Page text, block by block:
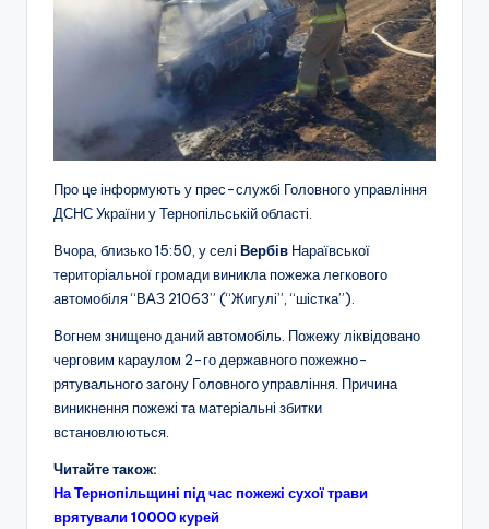
Про це інформують у прес-службі Головного управління
ДСНС України у Тернопільській області.
Вчора, близько 15:50, у селі Вербів Нараївської
територіальної громади виникла пожежа легкового
автомобіля “ВАЗ 21063” (“Жигулі”, “шістка”).
Вогнем знищено даний автомобіль. Пожежу ліквідовано
черговим караулом 2-го державного пожежно-
рятувального загону Головного управління. Причина
виникнення пожежі та матеріальні збитки
встановлюються.
Читайте також:
На Тернопільщині під час пожежі сухої трави
врятували 10000 курей